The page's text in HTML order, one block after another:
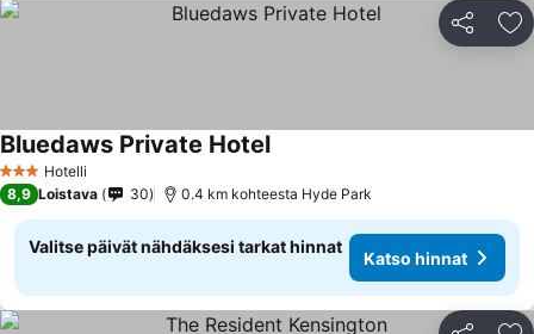
Jaa
3 Tähtiluokitus
Hotelli
Bluedaws Private HotelKatso hinnat
8,9 Loistava 30 0.4 km kohteesta Hyde Park
Valitse päivät nähdäksesi tarkat hinnat
Katso hinnat